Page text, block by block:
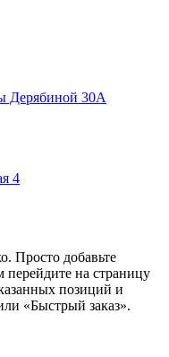
Дерябиной 30А
4
Просто добавьте
перейдите на страницу
позиций и
«Быстрый заказ».